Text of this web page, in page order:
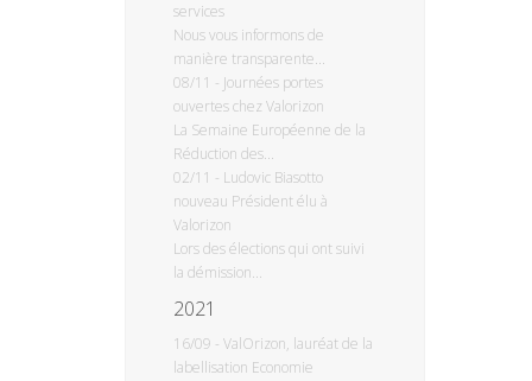
services
Nous vous informons de
manière transparente...
08/11 - Journées portes
ouvertes chez Valorizon
La Semaine Européenne de la
Réduction des...
02/11 - Ludovic Biasotto
nouveau Président élu à
Valorizon
Lors des élections qui ont suivi
la démission...
2021
16/09 - ValOrizon, lauréat de la
labellisation Economie